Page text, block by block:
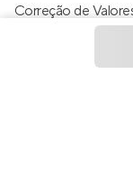
Correção de
Estimativa de valor